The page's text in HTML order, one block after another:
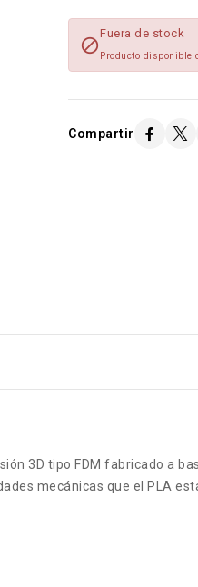

Fuera de stock
Producto disponible
Compartir
3D tipo FDM fabricado a
mecánicas que el PLA